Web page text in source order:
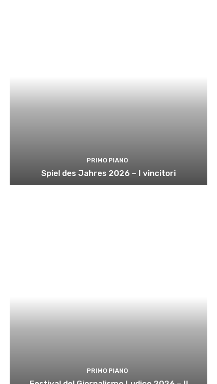
PRIMO PIANO
Spiel des Jahres 2026 – I vincitori
PRIMO PIANO